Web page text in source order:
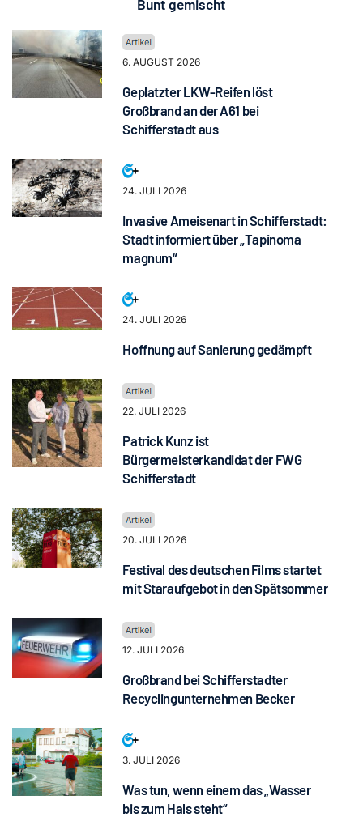
Bunt gemischt
6. AUGUST 2026
Geplatzter LKW-Reifen löst
Großbrand an der A61 bei
Schifferstadt aus
24. JULI 2026
Invasive Ameisenart in Schifferstadt:
Stadt informiert über „Tapinoma
magnum“
24. JULI 2026
Hoffnung auf Sanierung gedämpft
22. JULI 2026
Patrick Kunz ist
Bürgermeisterkandidat der FWG
Schifferstadt
20. JULI 2026
Festival des deutschen Films startet
mit Staraufgebot in den Spätsommer
12. JULI 2026
Großbrand bei Schifferstadter
Recyclingunternehmen Becker
3. JULI 2026
Was tun, wenn einem das „Wasser
bis zum Hals steht“